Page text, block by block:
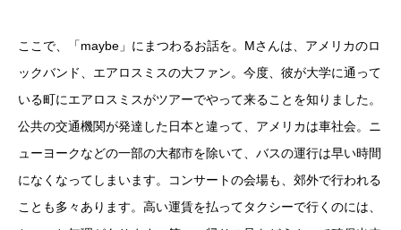
ここで、「maybe」にまつわるお話を。Mさんは、アメリカのロ
ックバンド、エアロスミスの大ファン。今度、彼が大学に通って
いる町にエアロスミスがツアーでやって来ることを知りました。
公共の交通機関が発達した日本と違って、アメリカは車社会。ニ
ューヨークなどの一部の大都市を除いて、バスの運行は早い時間
になくなってしまいます。コンサートの会場も、郊外で行われる
ことも多々あります。高い運賃を払ってタクシーで行くのには、